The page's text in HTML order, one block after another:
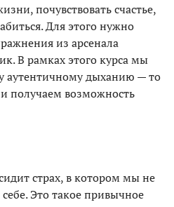
почувствовать счастье,
Для этого нужно
из арсенала
В рамках этого курса мы
аутентичному дыханию — то
получаем возможность
страх, в котором мы не
Это такое привычное